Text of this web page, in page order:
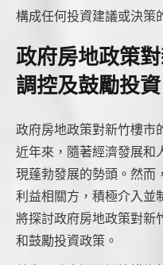
構成任何投資建議或決策
政府房地政策
調控及鼓勵投資
政府房地政策對新竹樓市
近年來，隨著經濟發展和
現蓬勃發展的勢頭。然而
利益相關方，積極介入並
將探討政府房地政策對新
和鼓勵投資政策。